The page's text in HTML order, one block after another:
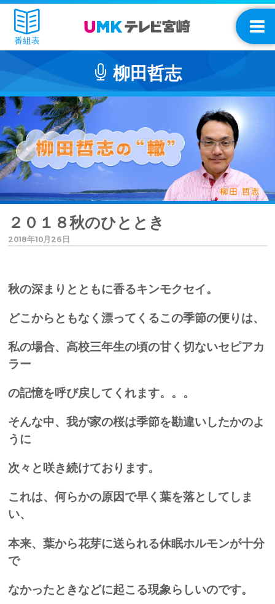
番組表
柳田哲志
２０１８秋のひととき
2018年10月26日
秋の深まりとともに香るキンモクセイ。
どこからともなく漂ってくるこの季節の便りは、
私の場合、高校三年生の頃の甘く切ないセピアカ
ラー
の記憶を呼び戻して くれます。。。
そんな中、我が家の桜は季節を勘違いしたかのよ
うに
次々と咲き続けております。
これは、何らかの原因で早く葉を落としてしま
い、
本来、葉から花芽に送られる休眠ホルモンが十分
で
なかったときなどに起こる現象らしいのです。